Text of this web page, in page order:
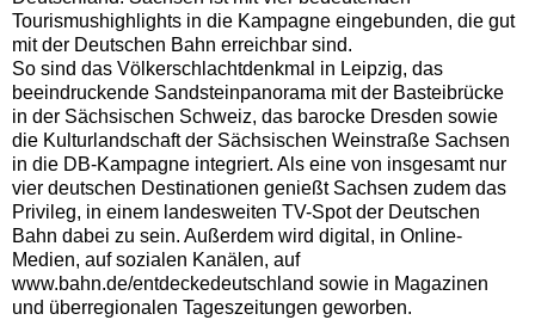
Tourismushighlights in die Kampagne eingebunden, die gut
mit der Deutschen Bahn erreichbar sind.
So sind das Völkerschlachtdenkmal in Leipzig, das
beeindruckende Sandsteinpanorama mit der Basteibrücke
in der Sächsischen Schweiz, das barocke Dresden sowie
die Kulturlandschaft der Sächsischen Weinstraße Sachsen
in die DB-Kampagne integriert. Als eine von insgesamt nur
vier deutschen Destinationen genießt Sachsen zudem das
Privileg, in einem landesweiten TV-Spot der Deutschen
Bahn dabei zu sein. Außerdem wird digital, in Online-
Medien, auf sozialen Kanälen, auf
www.bahn.de/entdeckedeutschland sowie in Magazinen
und überregionalen Tageszeitungen geworben.